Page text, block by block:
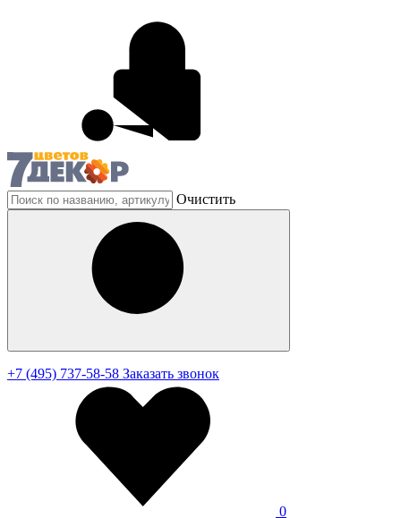
Очистить
+7 (495) 737-58-58 Заказать звонок
0